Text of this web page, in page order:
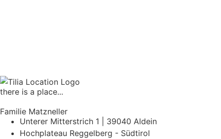
there is a place...
Familie Matzneller
Unterer Mitterstrich 1 | 39040 Aldein
Hochplateau Reggelberg - Südtirol